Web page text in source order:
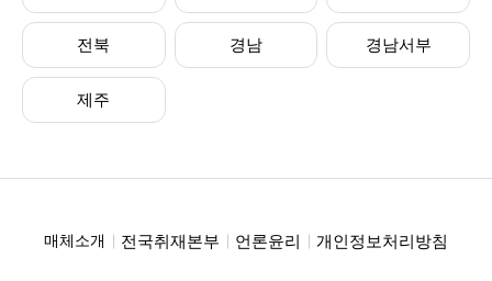
전북 경남 경남서부
제주
매체소개 전국취재본부 언론윤리 개인정보처리방침